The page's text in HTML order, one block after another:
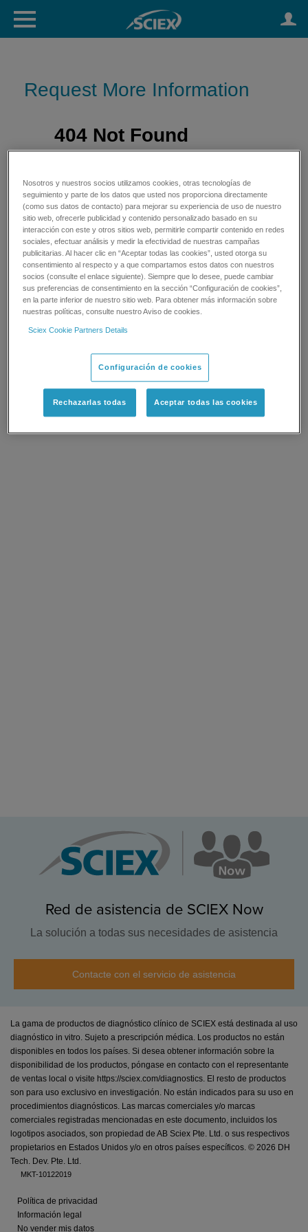
Request More Information
Red de asistencia de SCIEX Now
La solución a todas sus necesidades de asistencia
Contacte con el servicio de asistencia
La gama de productos de diagnóstico clínico de SCIEX está destinada al uso
diagnóstico in vitro. Sujeto a prescripción médica. Los productos no están
disponibles en todos los países. Si desea obtener información sobre la
disponibilidad de los productos, póngase en contacto con el representante
de ventas local o visite https://sciex.com/diagnostics. El resto de productos
son para uso exclusivo en investigación. No están indicados para su uso en
procedimientos diagnósticos. Las marcas comerciales y/o marcas
comerciales registradas mencionadas en este documento, incluidos los
logotipos asociados, son propiedad de AB Sciex Pte. Ltd. o sus respectivos
propietarios en Estados Unidos y/o en otros países específicos. © 2026 DH
Tech. Dev. Pte. Ltd.
MKT-10122019
Política de privacidad
Información legal
No vender mis datos
Nosotros y nuestros socios utilizamos cookies, otras tecnologías de
seguimiento y parte de los datos que usted nos proporciona directamente
(como sus datos de contacto) para mejorar su experiencia de uso de nuestro
sitio web, ofrecerle publicidad y contenido personalizado basado en su
interacción con este y otros sitios web, permitirle compartir contenido en redes
sociales, efectuar análisis y medir la efectividad de nuestras campañas
publicitarias. Al hacer clic en “Aceptar todas las cookies”, usted otorga su
consentimiento al respecto y a que compartamos estos datos con nuestros
socios (consulte el enlace siguiente). Siempre que lo desee, puede cambiar
sus preferencias de consentimiento en la sección “Configuración de cookies”,
en la parte inferior de nuestro sitio web. Para obtener más información sobre
nuestras políticas, consulte nuestro Aviso de cookies.
Sciex Cookie Partners Details
Configuración de cookies
Rechazarlas todas Aceptar todas las cookies